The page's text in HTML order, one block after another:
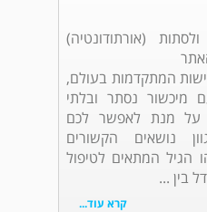
(אורתודונטיה)
המתקדמות בעולם,
מיכשור נסתר ובלתי
על מנת לאפשר לכם
נושאים הקשורים
הגיל המתאים לטיפול
בין ...
קרא עוד...